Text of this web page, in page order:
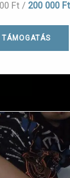
Ft / 200 000 Ft
TÁMOGATÁS